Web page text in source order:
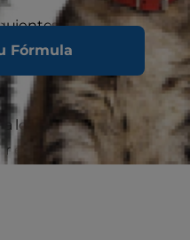
Fórmula
nutrientes
los gatos. La
el crecimiento de los